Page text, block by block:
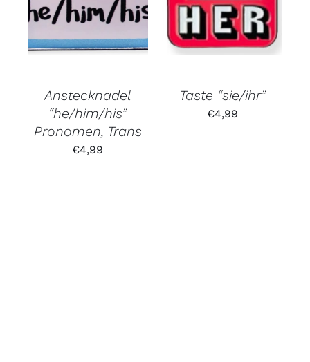
Anstecknadel
“he/him/his”
Pronomen, Trans
€4,99
Taste “sie/ihr”
€4,99